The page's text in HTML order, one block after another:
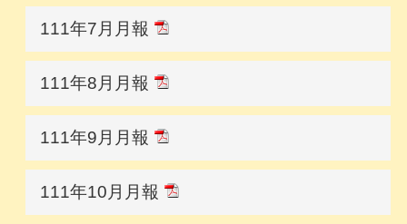
111年7月月報
111年8月月報
111年9月月報
111年10月月報